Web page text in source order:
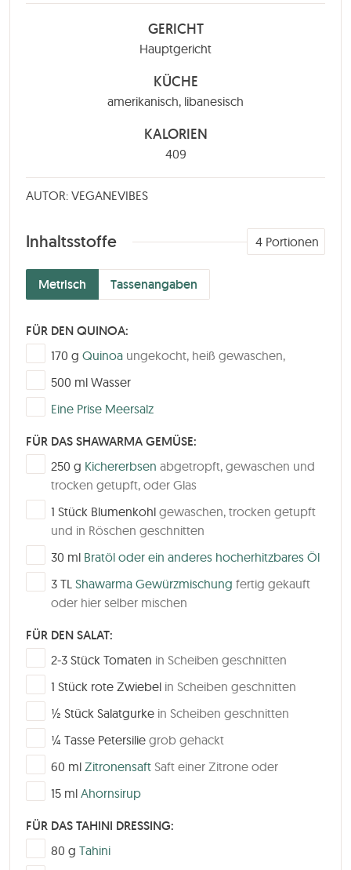
GERICHT
Hauptgericht
KÜCHE
amerikanisch, libanesisch
KALORIEN
409
AUTOR: VEGANEVIBES
Inhaltsstoffe
Metrisch Tassenangaben
4 Portionen
FÜR DEN QUINOA:
▢
170 g Quinoa ungekocht, heiß gewaschen,
▢
500 ml Wasser
▢
Eine Prise Meersalz
FÜR DAS SHAWARMA GEMÜSE:
▢
250 g Kichererbsen abgetropft, gewaschen und
trocken getupft, oder Glas
▢1 Stück Blumenkohl gewaschen, trocken getupft
und in Röschen geschnitten
▢
30 ml Bratöl oder ein anderes hocherhitzbares Öl
▢
3 TL Shawarma Gewürzmischung fertig gekauft
oder hier selber mischen
FÜR DEN SALAT:
▢
2-3 Stück Tomaten in Scheiben geschnitten
▢1 Stück rote Zwiebel in Scheiben geschnitten
▢
½ Stück Salatgurke in Scheiben geschnitten
▢
¼ Tasse Petersilie grob gehackt
▢
60 ml Zitronensaft Saft einer Zitrone oder
▢
15 ml Ahornsirup
FÜR DAS TAHINI DRESSING:
▢
80 g Tahini